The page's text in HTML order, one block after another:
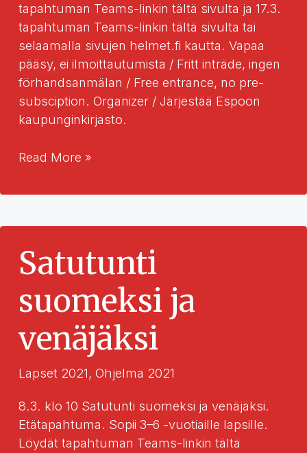
tapahtuman Teams-linkin tältä sivulta ja 17.3.
tapahtuman Teams-linkin tältä sivulta tai
selaamalla sivujen helmet.fi kautta. Vapaa
pääsy, ei ilmoittautumista / Fritt inträde, ingen
förhandsanmälan / Free entrance, no pre-
subsciption. Organizer / Järjestää Espoon
kaupunginkirjasto.
Kiinankielinen
Read More »
Satutunti
suomeksi ja
venäjäksi
Lapset 2021,Ohjelma 2021
8.3. klo 10 Satutunti suomeksi ja venäjäksi.
Etätapahtuma. Sopii 3–6 -vuotiaille lapsille.
Löydät tapahtuman Teams-linkin tältä